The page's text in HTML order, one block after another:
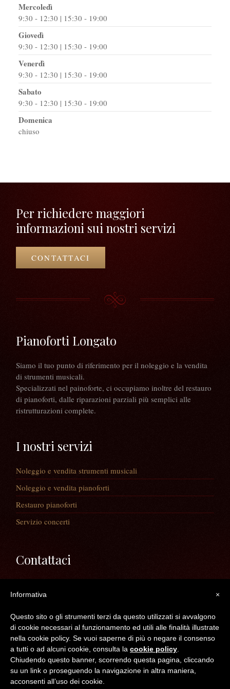
Mercoledì
9:30 - 12:30 | 15:30 - 19:00
Giovedì
9:30 - 12:30 | 15:30 - 19:00
Venerdì
9:30 - 12:30 | 15:30 - 19:00
Sabato
9:30 - 12:30 | 15:30 - 19:00
Domenica
chiuso
Per richiedere maggiori
informazioni sui nostri servizi
CONTATTACI
Pianoforti Longato
Siamo il tuo punto di riferimento per il noleggio e la vendita
di strumenti musicali.
Specializzati nel painoforte, ci occupiamo inoltre del restauro
di pianoforti, dalle riparazioni parziali più semplici alle
ristrutturazioni complete.
I nostri servizi
Noleggio e vendita strumenti musicali
Noleggio e vendita pianoforti
Restauro pianoforti
Servizio concerti
Contattaci
30020 Noventa di Piave (VE)
Mail: info@longatopianoforti.it
ORARI DEL NEGOZIO
©2016 Longato Pianoforti di Longato Jean Marie & c. s.n.c. - C.F. /P.IVA /R.I.
VE 04300830272 -- REA : VE N° 383050
×
Informativa
Questo sito o gli strumenti terzi da questo utilizzati si avvalgono
di cookie necessari al funzionamento ed utili alle finalità illustrate
nella cookie policy. Se vuoi saperne di più o negare il consenso
a tutti o ad alcuni cookie, consulta la cookie policy
Chiudendo questo banner, scorrendo questa pagina, cliccando
su un link o proseguendo la navigazione in altra maniera,
acconsenti all’uso dei cookie.